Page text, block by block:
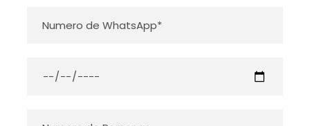
Maya 20 USD